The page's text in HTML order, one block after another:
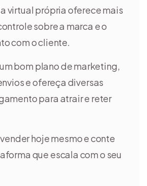
virtual própria oferece mais
sobre a marca e o
com o cliente.
bom plano de marketing,
e ofereça diversas
para atrair e reter
hoje mesmo e conte
que escala com o seu